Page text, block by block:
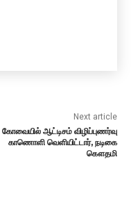
Next article
கோவையில் ஆட்டிசம் விழிப்புணர்வு
காணொளி வெளியிட்டார், நடிகை
கௌதமி